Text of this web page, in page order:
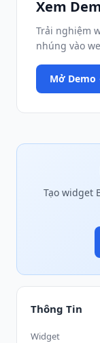
Xem
Trải nghiệm
nhúng vào
Mở Demo
Tạo widget
Thông Tin
Widget